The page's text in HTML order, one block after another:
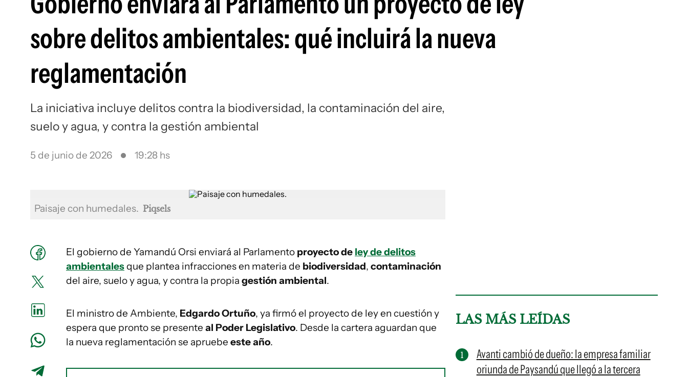
sobre delitos ambientales: qué incluirá la nueva
reglamentación
La iniciativa incluye delitos contra la biodiversidad, la contaminación del aire,
suelo y agua, y contra la gestión ambiental
5 de junio de 2026 19:28 hs
Paisaje con humedales. Piqsels
El gobierno de Yamandú Orsi enviará al Parlamento proyecto de ley de delitos
ambientalesque plantea infracciones en materia de biodiversidad, contaminación
del aire, suelo y agua, y contra la propia gestión ambiental.
El ministro de Ambiente, Edgardo Ortuño, ya firmó el proyecto de ley en cuestión y
espera que pronto se presente al Poder Legislativo. Desde la cartera aguardan que
la nueva reglamentación se apruebe este año.
LAS MÁS LEÍDAS
Avanti cambió de dueño: la empresa familiar
oriunda de Paysandú que llegó a la tercera